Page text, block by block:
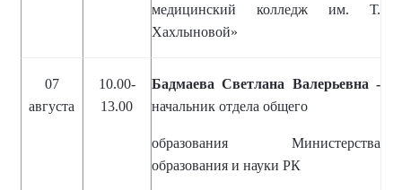
медицинский колледж им. Т.
Хахлыновой»
07
августа
10.00-
13.00
Бадмаева Светлана Валерьевна -
начальник отдела общего
образования Министерства
образования и науки РК